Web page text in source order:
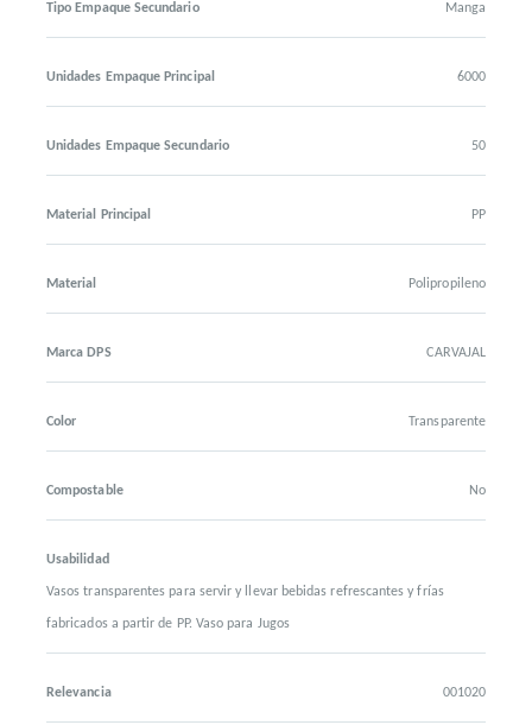
Tipo Empaque Secundario Manga
Unidades Empaque Principal 6000
Unidades Empaque Secundario 50
Material Principal PP
Material Polipropileno
Marca DPS CARVAJAL
Color Transparente
Compostable No
Usabilidad
Vasos transparentes para servir y llevar bebidas refrescantes y frías
fabricados a partir de PP. Vaso para Jugos
Relevancia 001020